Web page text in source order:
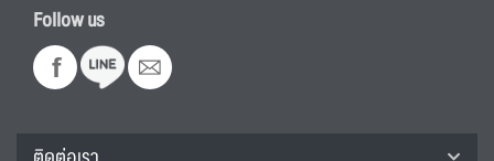
Follow us